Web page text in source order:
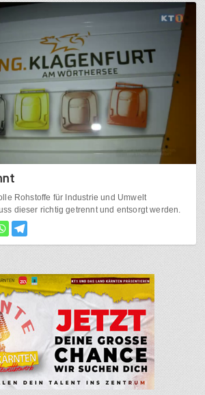
Rohstoffe für Industrie und Umwelt
dieser richtig getrennt und entsorgt werden.